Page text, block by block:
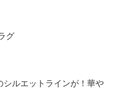
グ
シルエットラインが！華や